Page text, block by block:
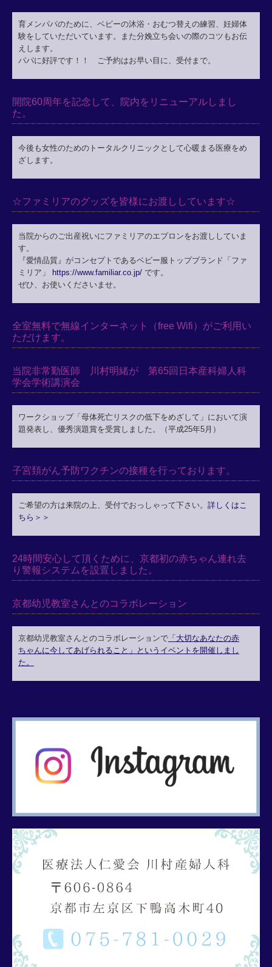
育メンパパのために、ベビーの沐浴・おむつ替えの練習、妊婦体
験をしていただいています。また分娩立ち会いの際のコツもお伝
えします。
パパに好評です！！ ご予約はお早い目に、受付まで。
開院60周年を記念して、院内をリニューアルしまし
た。
今後も女性のためのトータルクリニックとして心暖まる医療をめ
ざします。
☆ファミリアのグッズを皆様にお渡ししています☆
当院からのご出産祝いにファミリアのエプロンをお渡ししていま
す。
『愛情品質』がコンセプトであるベビー服トップブランド「ファ
ミリア」
https://www.familiar.co.jp/ です。
ぜひ、お使いくださいませ。
全室無料で無線インターネット（free Wifi）がご利用い
ただけます。
当院非常勤医師 川村明緒が 第65回日本産科婦人科
学会学術講演会
ワークショップ「母体死亡リスクの低下をめざして」において演
題発表し、優秀演題賞を受賞しました。（平成25年5月）
子宮頚がん予防ワクチンの接種を行っております。
ご希望の方は来院の上、受付でおっしゃって下さい。 詳しくはこ
ちら＞＞
24時間安心して頂くために、京都初の赤ちゃん連れ去
り警報システムを設置しました。
京都幼児教室さんとのコラボレーション
京都幼児教室さんとのコラボレーションで 「大切なあなたの赤
ちゃんに今してあげられること」というイベントを開催しまし
た。